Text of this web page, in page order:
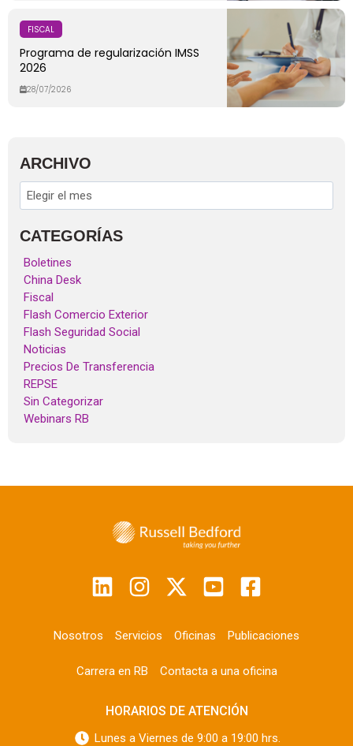
FISCAL
Programa de regularización IMSS
2026
28/07/2026
ARCHIVO
CATEGORÍAS
Boletines
China Desk
Fiscal
Flash Comercio Exterior
Flash Seguridad Social
Noticias
Precios De Transferencia
REPSE
Sin Categorizar
Webinars RB
Nosotros Servicios Oficinas Publicaciones
Carrera en RB Contacta a una oficina
HORARIOS DE ATENCIÓN
Lunes a Viernes de 9:00 a 19:00 hrs.